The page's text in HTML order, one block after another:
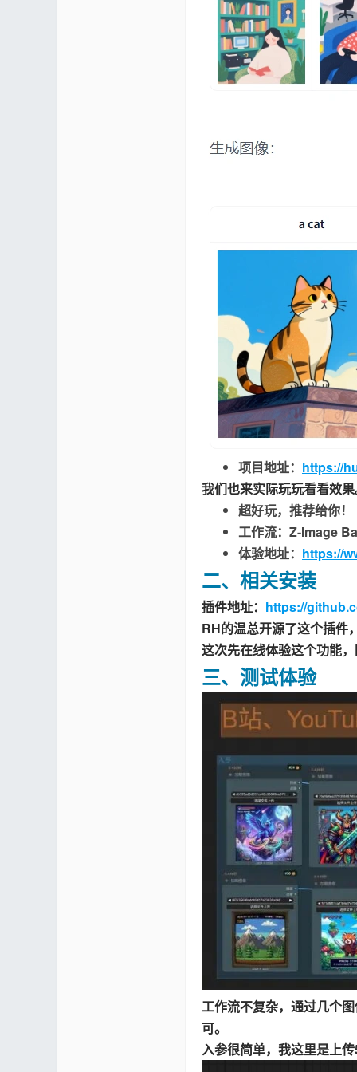
项目地址： https://
我们也来实际玩玩看看效
超好玩，推荐给你！
工作流：Z-Image
体验地址： https://
二、相关安装
插件地址： https://
RH的温总开源了这个插件
这次先在线体验这个功能
三、测试体验
工作流不复杂，通过几个
可。
入参很简单，我这里是上